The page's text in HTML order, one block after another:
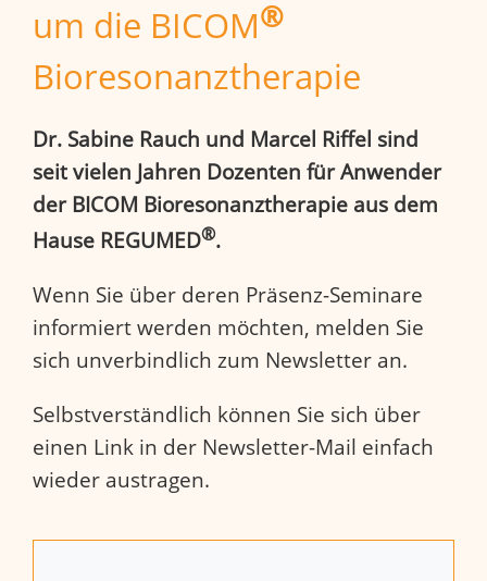
um die BICOM®
Bioresonanztherapie
Dr. Sabine Rauch und Marcel Riffel sind
seit vielen Jahren Dozenten für Anwender
der BICOM Bioresonanztherapie aus dem
Hause REGUMED®.
Wenn Sie über deren Präsenz-Seminare
informiert werden möchten, melden Sie
sich unverbindlich zum Newsletter an.
Selbstverständlich können Sie sich über
einen Link in der Newsletter-Mail einfach
wieder austragen.